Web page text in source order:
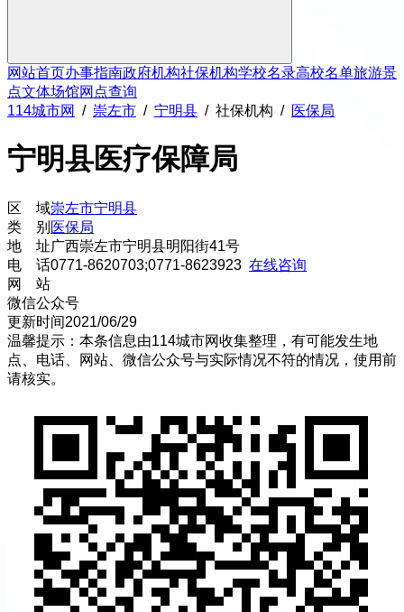
网站首页办事指南政府机构社保机构学校名录高校名单旅游景
点文体场馆网点查询
114城市网
/ 崇左市 / 宁明县 / 社保机构 / 医保局
宁明县医疗保障局
区 域崇左市宁明县
类 别 医保局
地 址广西崇左市宁明县明阳街41号
电 话0771-8620703;0771-8623923 在线咨询
网 站
微信公众号
更新时间2021/06/29
温馨提示：本条信息由114城市网收集整理，有可能发生地
点、电话、网站、微信公众号与实际情况不符的情况，使用前
请核实。